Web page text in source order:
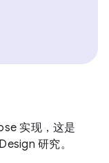
实现，这是
研究。